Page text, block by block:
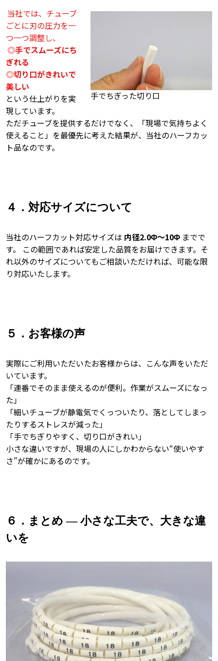
手でちぎった切り口
当社では、チューブ
ごとに刃の圧力を一
つ一つ調整し、
◎手でスムーズにち
ぎれる
◎切り口がきれいで
美しい
という仕上がりを実
現しています。
ただチューブを提供するだけでなく、「現場で気持ちよく
使えること」を最優先に考えた結果が、当社のハーフカッ
ト品なのです。
４．対応サイズについて
当社のハーフカット対応サイズは 内径2.0Φ～10Φ までで
す。 この範囲であれば安定した品質をお届けできます。そ
れ以外のサイズについてもご相談いただければ、可能な限
り対応いたします。
５．お客様の声
実際にご利用いただいたお客様からは、こんな声をいただ
いています。
「連番でそのまま使えるのが便利。作業がスムーズになっ
た」
「細いチューブが静電気でくっついたり、落としてしまっ
たりするストレスが減った」
「手でちぎりやすく、切り口がきれい」
小さな違いですが、現場の人にしかわからない“使いやす
さ”が確かにあるのです。
６．まとめ ― 小さな工夫で、大きな違
いを